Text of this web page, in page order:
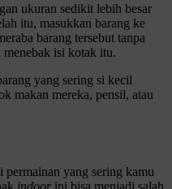
ukuran sedikit lebih besar
itu, masukkan barang ke
barang tersebut tanpa
isi kotak itu.
yang sering si kecil
makan mereka, pensil, atau
permainan yang sering kamu
indoor ini bisa menjadi salah